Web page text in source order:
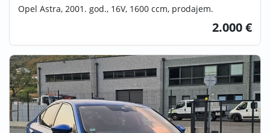
Opel Astra, 2001. god., 16V, 1600 ccm, prodajem.
2.000 €